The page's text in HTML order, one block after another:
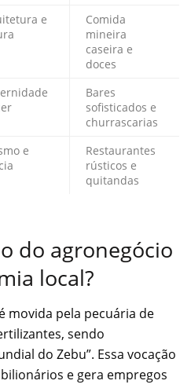
e
Comida
mineira
caseira e
doces
Bares
sofisticados e
churrascarias
e
Restaurantes
rústicos e
quitandas
do agronegócio
local?
é movida pela pecuária de
sendo
do Zebu”. Essa vocação
e gera empregos